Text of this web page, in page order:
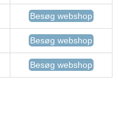
Besøg webshop
Besøg webshop
Besøg webshop